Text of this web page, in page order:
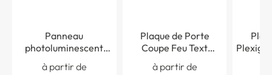
Panneau
photoluminescent
maintenir fermée
à partir de
Plaque de Porte
Coupe Feu Text
mm
à partir de